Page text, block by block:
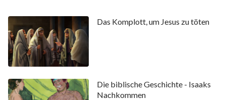
Das Komplott, um Jesus zu töten
Die biblische Geschichte - Isaaks
Nachkommen